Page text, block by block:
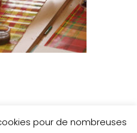
pour de nombreuses